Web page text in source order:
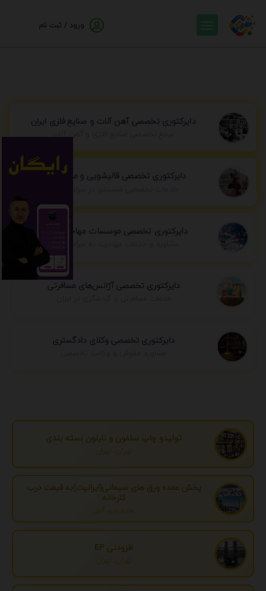
ورود / ثبت نام
دایرکتوری تخصصی آهن آلات و صنایع فلزی ایران
مرجع تخصصی صنایع فلزی و آهن آلات
دایرکتوری تخصصی قالیشویی و مبل شویی
دایرکتوری تخصصی موسسات مهاجرتی ایران
مشاوره و خدمات مهاجرت به سراسر جهان
دایرکتوری تخصصی آژانس‌های مسافرتی
دایرکتوری تخصصی وکلای دادگستری
تولیدو چاپ سلفون و نایلون بسته بندی
تهران، تهران
پخش عمده ورق های سیمانی(ایرانیت)به قیمت درب
کارخانه
مازندران، آمل
افزودنی EP
تهران، تهران